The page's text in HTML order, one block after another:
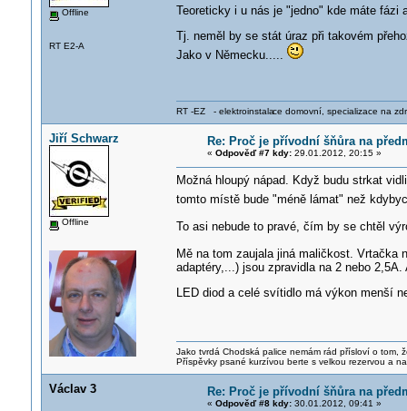
Offline
RT E2-A
Teoreticky i u nás je "jedno" kde máte fázi
Tj. neměl by se stát úraz při takovém
Jako v Německu.....
RT -EZ - elektroinstalace domovní, specializace na
Jiří Schwarz
Offline
Re: Proč je přívodní šňůra na
« Odpověď #7 kdy:29.01.2012, 20:15 »
Možná hloupý nápad. Když budu strkat
tomto místě bude "méně lámat" než
To asi nebude to pravé, čím by se chtěl
Mě na tom zaujala jiná maličkost. Vrtačka
adaptéry,...) jsou zpravidla na 2 nebo
LED diod a celé svítidlo má výkon menší
Jako tvrdá Chodská palice nemám rád přísloví o tom,
Příspěvky psané kurzívou berte s velkou rezervou a
Václav 3 Re: Proč je přívodní šňůra na
« Odpověď #8 kdy:30.01.2012, 09:41 »